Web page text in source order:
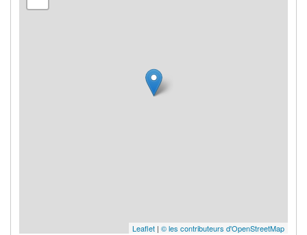
Leaflet | © les contributeurs d'OpenStreetMap